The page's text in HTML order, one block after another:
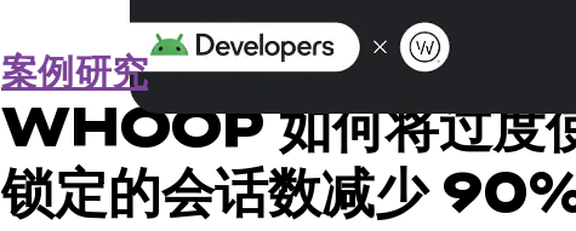
案例研究
WHOOP 如何将过度
锁定的会话数减少